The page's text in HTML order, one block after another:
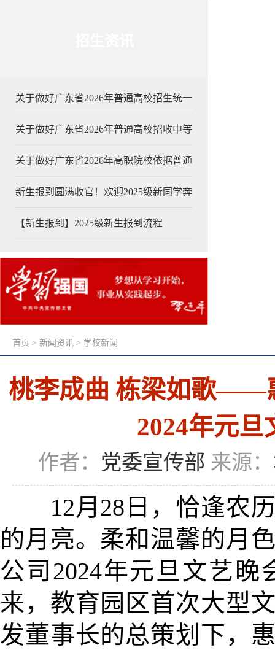
关于做好广东省2026年普通高校招生统一
关于做好广东省2026年普通高校招收中等
关于做好广东省2026年高职院校依据普通
新生报到圆满收官！欢迎2025级新同学奔
【新生报到】2025级新生报到流程
首页 > 新闻资讯 > 学校新闻
桃李成曲 栋梁如歌——
2024年元
作者： 党委宣传部 来源：
12月28日，恰逢农历
的月亮。柔和温馨的月
公司2024年元旦文艺
来，教育园区首次大型
发董事长的总策划下，